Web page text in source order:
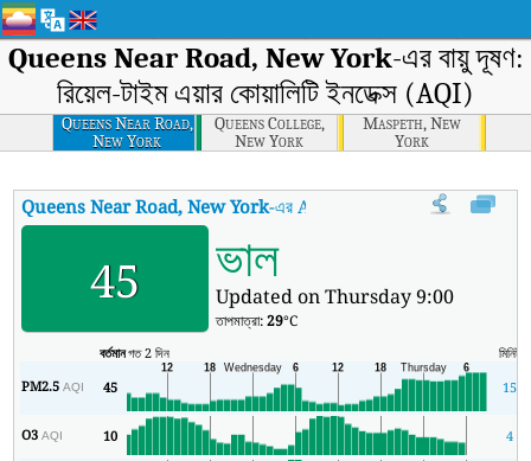
Queens Near Road, New York-এর বায়ু দূষণ:
রিয়েল-টাইম এয়ার কোয়ালিটি ইনডেক্স (AQI)
Queens Near Road,
New York
Queens College,
New York
Maspeth, New
York
Queens Near Road, New York-এর AQI Queens Near Road, New York-
45 ভাল
Updated on Thursday 9:00
তাপমাত্রা:29°C
বর্তমানগত 2 দিন মিনিট
PM2.5AQI 45 15
O3AQI 10 4